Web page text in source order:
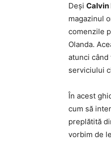
Deși Calvin
magazinul
comenzile
Olanda.
atunci
serviciului
În acest
cum să
preplătită
vorbim de